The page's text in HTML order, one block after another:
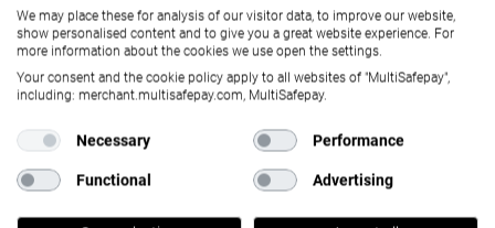
betaling uit te stellen, erg populair bij consumenten.
Betaalmethoden die beschikbaar zijn via MultiSafepay
zoals: Klarna, Afterpay, Santander Betaal per Maand en
onze eigen methode;Pay after Deliveryverhogen de
koopbereidheid van de consument.
Aangezien de tijd voor Kerstmis over het algemeen een
We may place these for analysis of our visitor data, to improve our website,
show personalised content and to give you a great website experience. For
more information about the cookies we use open the settings.
Your consent and the cookie policy apply to all websites of "MultiSafepay",
including: merchant.multisafepay.com, MultiSafepay.
Necessary Performance
Functional Advertising